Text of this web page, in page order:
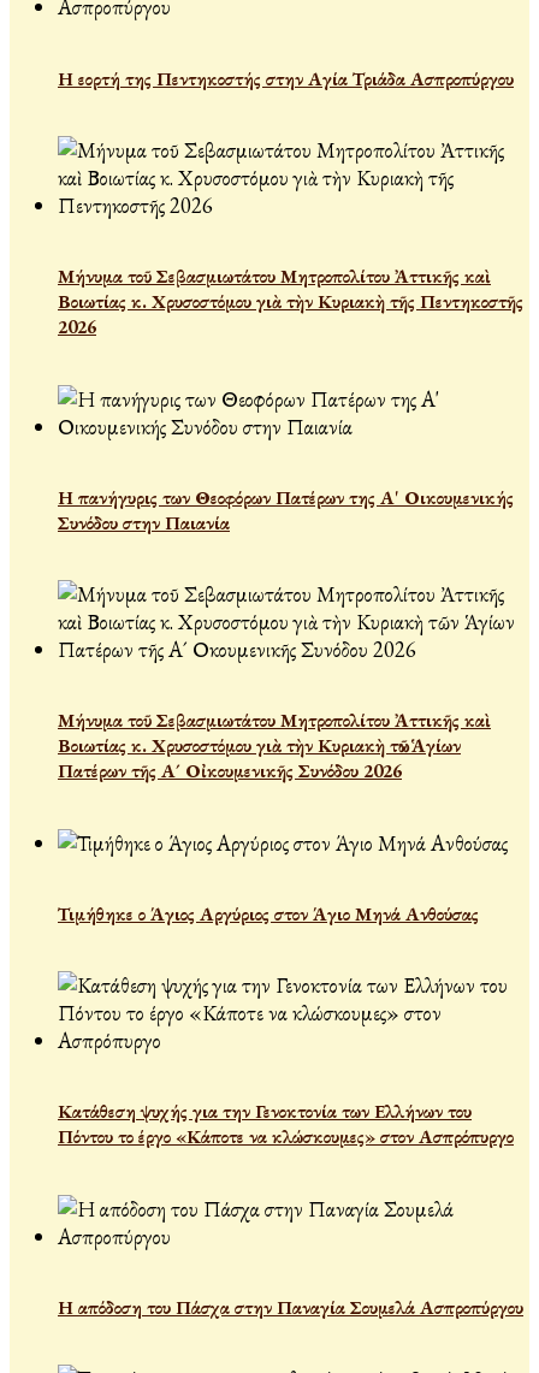
Η εορτή της Πεντηκοστής στην Αγία Τριάδα Ασπροπύργου
Μήνυμα τοῦ Σεβασμιωτάτου Μητροπολίτου Ἀττικῆς καὶ
Βοιωτίας κ. Χρυσοστόμου γιὰ τὴν Κυριακὴ τῆς Πεντηκοστῆς
2026
Η πανήγυρις των Θεοφόρων Πατέρων της Α' Οικουμενικής
Συνόδου στην Παιανία
Μήνυμα τοῦ Σεβασμιωτάτου Μητροπολίτου Ἀττικῆς καὶ
Βοιωτίας κ. Χρυσοστόμου γιὰ τὴν Κυριακὴ τῶν Ἁγίων
Πατέρων τῆς Α´ Οἰκουμενικῆς Συνόδου 2026
Τιμήθηκε ο Άγιος Αργύριος στον Άγιο Μηνά Ανθούσας
Κατάθεση ψυχής για την Γενοκτονία των Ελλήνων του
Πόντου το έργο «Κάποτε να κλώσκουμες» στον Ασπρόπυργο
Η απόδοση του Πάσχα στην Παναγία Σουμελά Ασπροπύργου